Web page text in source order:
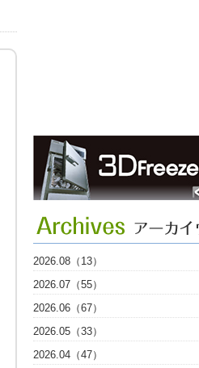
2026.08（13）
2026.07（55）
2026.06（67）
2026.05（33）
2026.04（47）